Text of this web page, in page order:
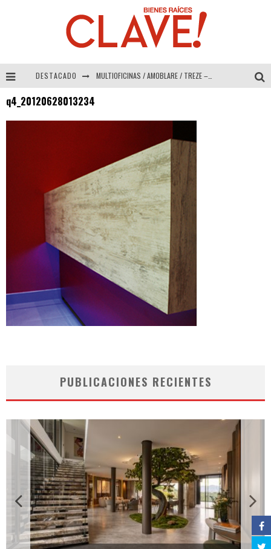
DESTACADO MULTIOFICINAS / AMOBLARE / TREZE – Especial Interiorismo & Decoración 2026
q4_20120628013234
PUBLICACIONES RECIENTES